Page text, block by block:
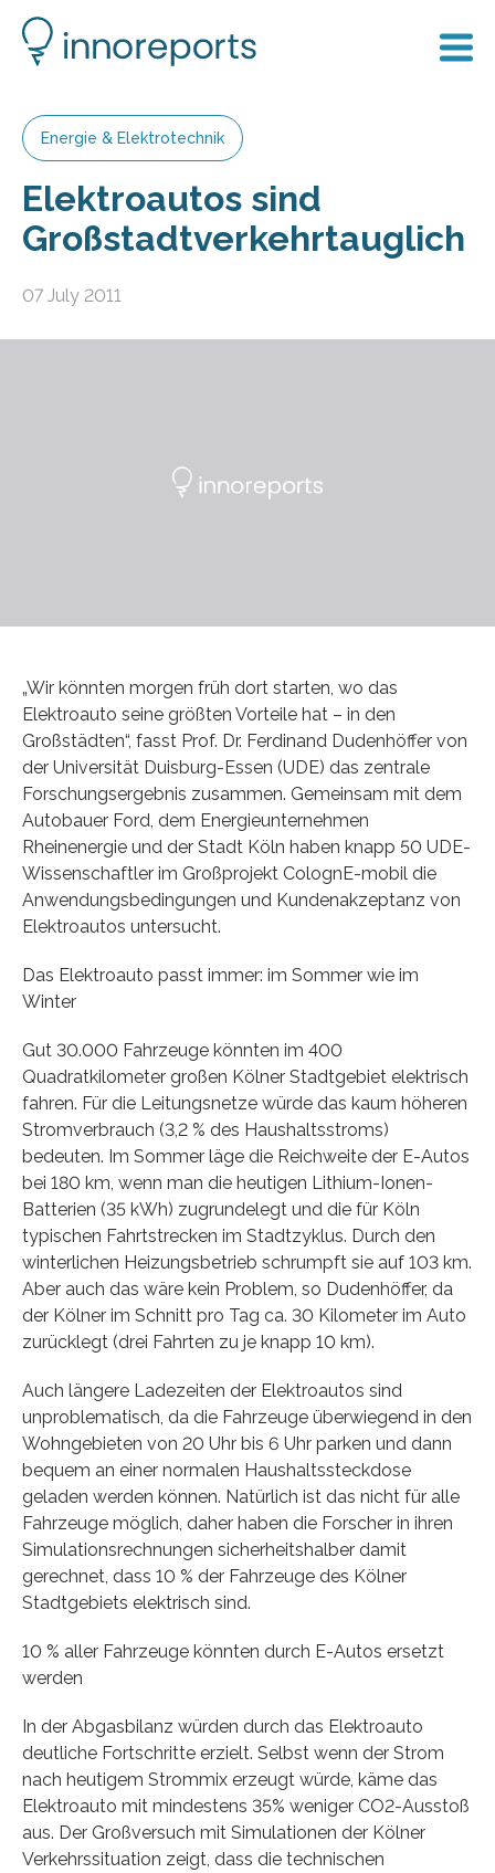
Energie & Elektrotechnik
Elektroautos sind
Großstadtverkehrtauglich
07 July 2011
„Wir könnten morgen früh dort starten, wo das
Elektroauto seine größten Vorteile hat – in den
Großstädten“, fasst Prof. Dr. Ferdinand Dudenhöffer von
der Universität Duisburg-Essen (UDE) das zentrale
Forschungsergebnis zusammen. Gemeinsam mit dem
Autobauer Ford, dem Energieunternehmen
Rheinenergie und der Stadt Köln haben knapp 50 UDE-
Wissenschaftler im Großprojekt ColognE-mobil die
Anwendungsbedingungen und Kundenakzeptanz von
Elektroautos untersucht.
Das Elektroauto passt immer: im Sommer wie im
Winter
Gut 30.000 Fahrzeuge könnten im 400
Quadratkilometer großen Kölner Stadtgebiet elektrisch
fahren. Für die Leitungsnetze würde das kaum höheren
Stromverbrauch (3,2 % des Haushaltsstroms)
bedeuten. Im Sommer läge die Reichweite der E-Autos
bei 180 km, wenn man die heutigen Lithium-Ionen-
Batterien (35 kWh) zugrundelegt und die für Köln
typischen Fahrtstrecken im Stadtzyklus. Durch den
winterlichen Heizungsbetrieb schrumpft sie auf 103 km.
Aber auch das wäre kein Problem, so Dudenhöffer, da
der Kölner im Schnitt pro Tag ca. 30 Kilometer im Auto
zurücklegt (drei Fahrten zu je knapp 10 km).
Auch längere Ladezeiten der Elektroautos sind
unproblematisch, da die Fahrzeuge überwiegend in den
Wohngebieten von 20 Uhr bis 6 Uhr parken und dann
bequem an einer normalen Haushaltssteckdose
geladen werden können. Natürlich ist das nicht für alle
Fahrzeuge möglich, daher haben die Forscher in ihren
Simulationsrechnungen sicherheitshalber damit
gerechnet, dass 10 % der Fahrzeuge des Kölner
Stadtgebiets elektrisch sind.
10 % aller Fahrzeuge könnten durch E-Autos ersetzt
werden
In der Abgasbilanz würden durch das Elektroauto
deutliche Fortschritte erzielt. Selbst wenn der Strom
nach heutigem Strommix erzeugt würde, käme das
Elektroauto mit mindestens 35% weniger CO2-Ausstoß
aus. Der Großversuch mit Simulationen der Kölner
Verkehrssituation zeigt, dass die technischen